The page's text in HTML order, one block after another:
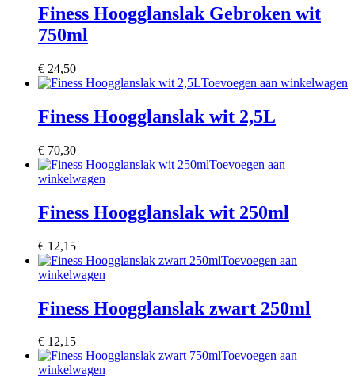
Finess Hoogglanslak Gebroken wit
750ml
€ 24,50
Toevoegen aan winkelwagen
Finess Hoogglanslak wit 2,5L
€ 70,30
Toevoegen aan
winkelwagen
Finess Hoogglanslak wit 250ml
€ 12,15
Toevoegen aan
winkelwagen
Finess Hoogglanslak zwart 250ml
€ 12,15
Toevoegen aan
winkelwagen